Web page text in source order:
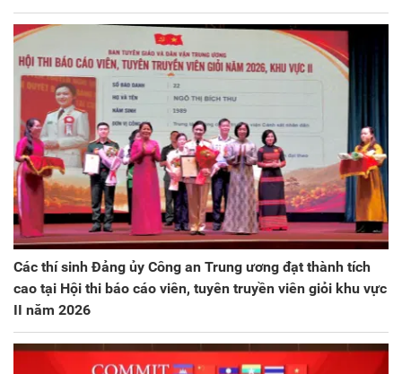
Các thí sinh Đảng ủy Công an Trung ương đạt thành tích
cao tại Hội thi báo cáo viên, tuyên truyền viên giỏi khu vực
II năm 2026